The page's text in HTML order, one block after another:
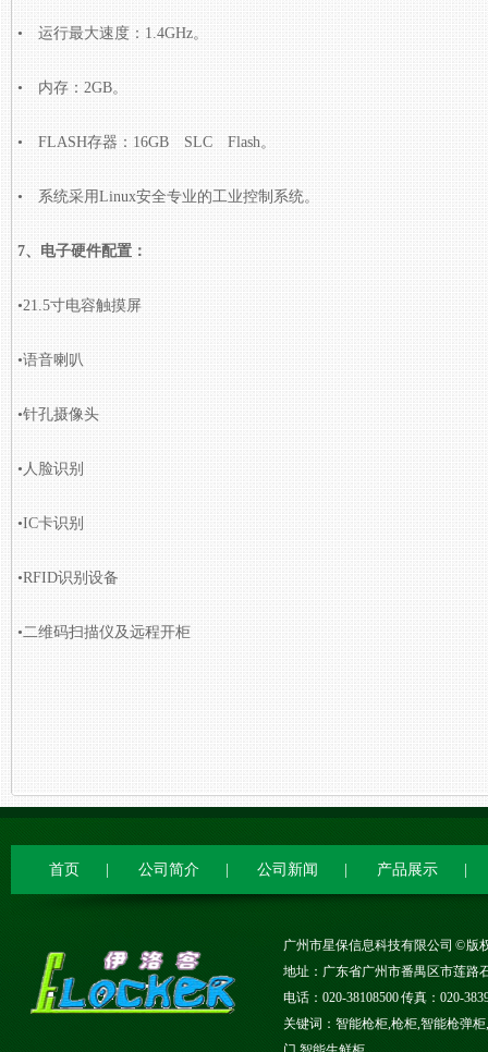
• 运行最大速度：1.4GHz。
• 内存：2GB。
• FLASH存器：16GB SLC Flash。
• 系统采用Linux安全专业的工业控制系统。
7、电子硬件配置：
•21.5寸电容触摸屏
•语音喇叭
•针孔摄像头
• 人脸识别
•IC卡识别
•RFID识别设备
•二维码扫描仪及远程开柜
首页 公司简介 公司新闻 产品展示
广州市星保信息科技有限公司 © 版
地址：广东省广州市番禺区市莲路
电话：020-38108500 传真：020-
关键词：智能枪柜,枪柜,智能枪弹